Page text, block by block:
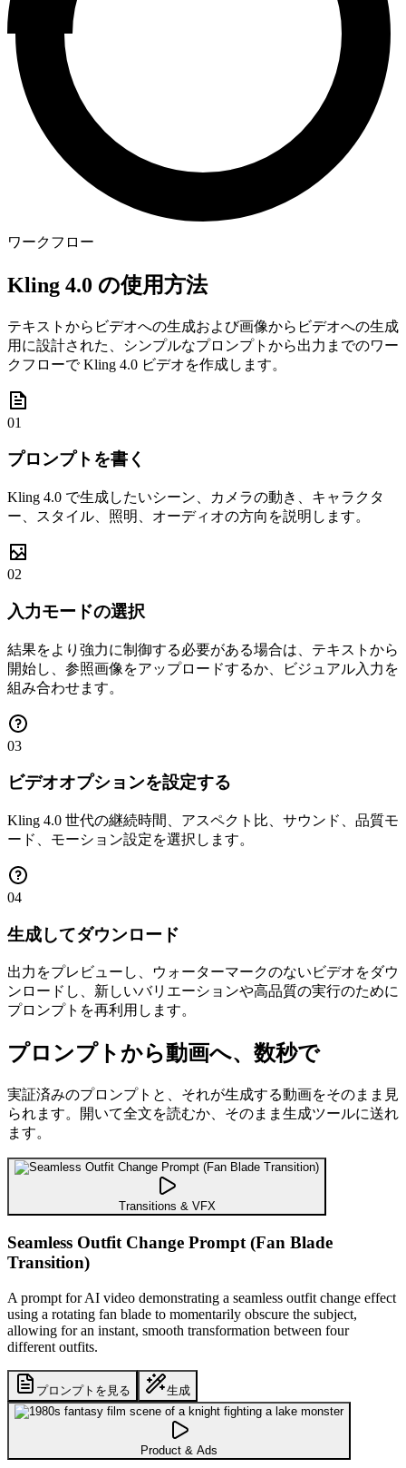
ワークフロー
Kling 4.0 の使用方法
テキストからビデオへの生成および画像からビデオへの生成
用に設計された、シンプルなプロンプトから出力までのワー
クフローで Kling 4.0 ビデオを作成します。
01
プロンプトを書く
Kling 4.0 で生成したいシーン、カメラの動き、キャラクタ
ー、スタイル、照明、オーディオの方向を説明します。
02
入力モードの選択
結果をより強力に制御する必要がある場合は、テキストから
開始し、参照画像をアップロードするか、ビジュアル入力を
組み合わせます。
03
ビデオオプションを設定する
Kling 4.0 世代の継続時間、アスペクト比、サウンド、品質モ
ード、モーション設定を選択します。
04
生成してダウンロード
出力をプレビューし、ウォーターマークのないビデオをダウ
ンロードし、新しいバリエーションや高品質の実行のために
プロンプ​​トを再利用します。
プロンプトから動画へ、数秒で
実証済みのプロンプトと、それが生成する動画をそのまま見
られます。開いて全文を読むか、そのまま生成ツールに送れ
ます。
Transitions & VFX
Seamless Outfit Change Prompt (Fan Blade
Transition)
A prompt for AI video demonstrating a seamless outfit change effect
using a rotating fan blade to momentarily obscure the subject,
allowing for an instant, smooth transformation between four
different outfits.
プロンプトを見る 生成
Product & Ads